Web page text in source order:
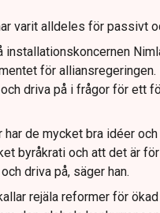
varit alldeles för passivt
för
driva på i frågor för ett
har de mycket bra idéer
byråkrati och att det är
driva på, säger han.
rejäla reformer för